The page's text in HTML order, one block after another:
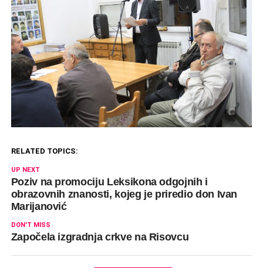
RELATED TOPICS:
UP NEXT
Poziv na promociju Leksikona odgojnih i
obrazovnih znanosti, kojeg je priredio don Ivan
Marijanović
DON'T MISS
Započela izgradnja crkve na Risovcu